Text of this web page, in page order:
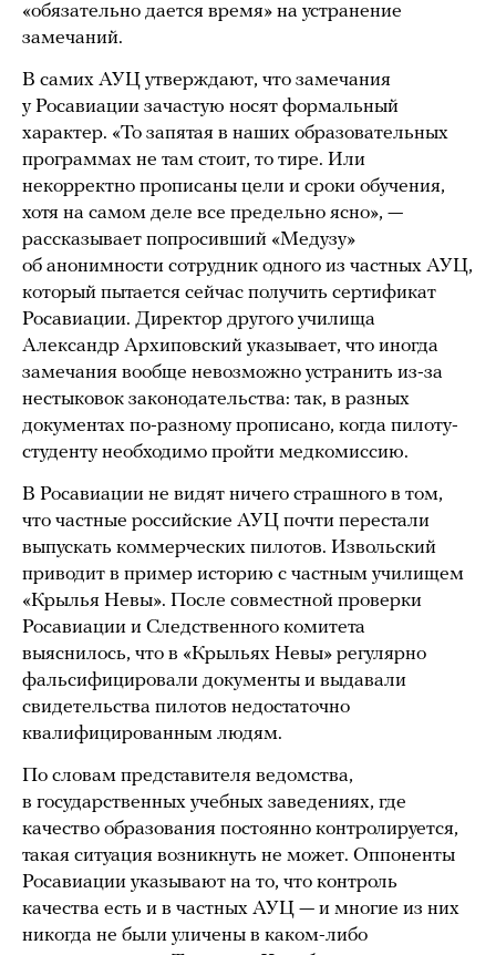
«обязательно дается время» на устранение
замечаний.
В самих АУЦ утверждают, что замечания
у Росавиации зачастую носят формальный
характер. «То запятая в наших образовательных
программах не там стоит, то тире. Или
некорректно прописаны цели и сроки обучения,
хотя на самом деле все предельно ясно», —
рассказывает попросивший «Медузу»
об анонимности сотрудник одного из частных АУЦ,
который пытается сейчас получить сертификат
Росавиации. Директор другого училища
Александр Архиповский указывает, что иногда
замечания вообще невозможно устранить из-за
нестыковок законодательства: так, в разных
документах по-разному прописано, когда пилоту-
студенту необходимо пройти медкомиссию.
В Росавиации не видят ничего страшного в том,
что частные российские АУЦ почти перестали
выпускать коммерческих пилотов. Извольский
приводит в пример историю с частным училищем
«Крылья Невы». После совместной проверки
Росавиации и Следственного комитета
выяснилось, что в «Крыльях Невы» регулярно
фальсифицировали документы и выдавали
свидетельства пилотов недостаточно
квалифицированным людям.
По словам представителя ведомства,
в государственных учебных заведениях, где
качество образования постоянно контролируется,
такая ситуация возникнуть не может. Оппоненты
Росавиации указывают на то, что контроль
качества есть и в частных АУЦ — и многие из них
никогда не были уличены в каком-либо